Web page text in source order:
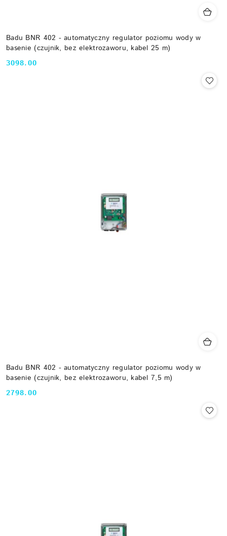
Badu BNR 402 - automatyczny regulator poziomu wody w
basenie (czujnik, bez elektrozaworu, kabel 25 m)
Cena:
3098.00
Badu BNR 402 - automatyczny regulator poziomu wody w
basenie (czujnik, bez elektrozaworu, kabel 7,5 m)
Cena:
2798.00